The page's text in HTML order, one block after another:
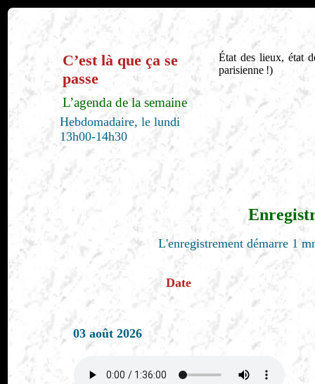
C’est là que ça se
passe
État des lieux, état
parisienne !)
L’agenda de la semaine
Hebdomadaire, le lundi
13h00-14h30
L'enregistrement démarre 1
Date
03 août 2026